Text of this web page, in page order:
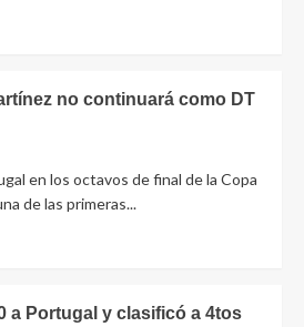
no continuará como DT
en los octavos de final de la Copa
de las primeras...
a Portugal y clasificó a 4tos